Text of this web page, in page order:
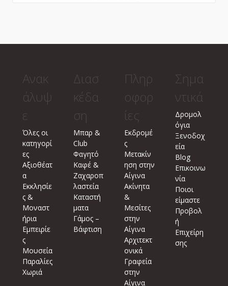
Ανακ
άλυψ
ε
Όλες οι
κατηγορί
ες
Αξιοθέατ
α
Εκκλησίε
ς &
Μοναστ
ήρια
Εμπειρίε
ς
Μουσεία
Παραλίες
Χωριά
Διασ
κέδα
ση
Μπαρ &
Club
Φαγητό
Καφέ &
Ζαχαροπ
λαστεία
Καταστή
ματα
Γάμος –
Βάφτιση
Πληρ
οφορ
ίες
Εκδρομέ
ς
Μετακίν
ηση στην
Αίγινα
Ακίνητα
&
Μεσίτες
στην
Αίγινα
Αρχιτεκτ
ονικά
Γραφεία
στην
Αίγινα
Σημα
ντικά
Δρομολ
όγια
Ξενοδοχ
εία
Blog
Επικοινω
νία
Ποιοι
είμαστε
Προβολ
ή
Επιχείρη
σης